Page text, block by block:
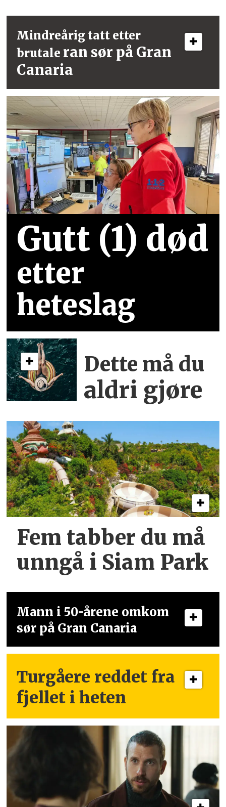
Mindreårig tatt etter
brutale ran sør på Gran
Canaria
Gutt (1) død
etter
heteslag
Dette må du
aldri gjøre
Fem tabber du må
unngå i Siam Park
Mann i 50-årene omkom
sør på Gran Canaria
Turgåere reddet fra
fjellet i heten